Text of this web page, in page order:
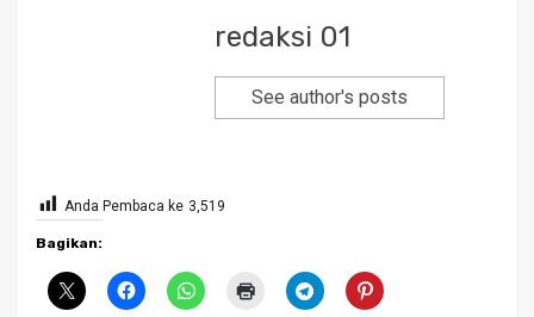
redaksi 01
See author's posts
Anda Pembaca ke 3,519
Bagikan: